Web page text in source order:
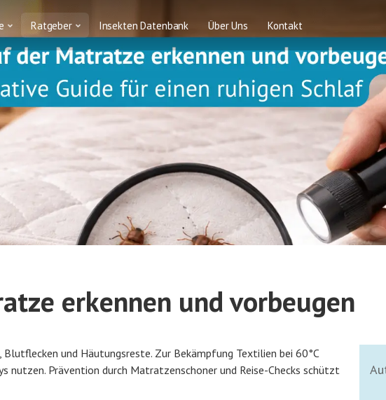
Ratgeber Insekten Datenbank Über Uns Kontakt
erkennen und vorbeugen
und Häutungsreste. Zur Bekämpfung Textilien bei 60°C
nutzen. Prävention durch Matratzenschoner und Reise-Checks schützt